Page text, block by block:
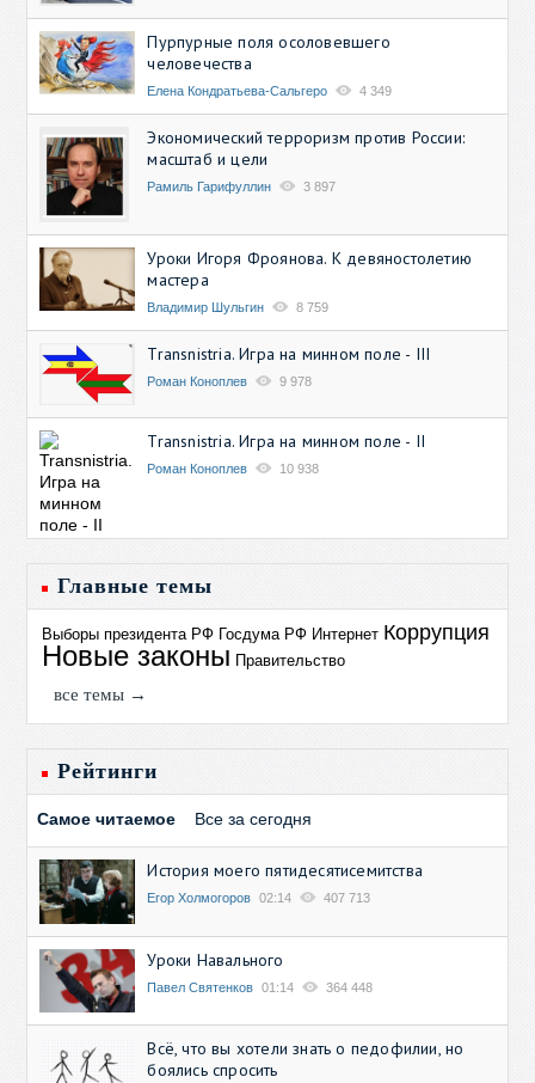
Пурпурные поля осоловевшего
человечества
Елена Кондратьева-Сальгеро 4 349
Экономический терроризм против России:
масштаб и цели
Рамиль Гарифуллин 3 897
Уроки Игоря Фроянова. К девяностолетию
мастера
Владимир Шульгин 8 759
Transnistria. Игра на минном поле - III
Роман Коноплев 9 978
Transnistria. Игра на минном поле - II
Роман Коноплев 10 938
Главные темы
Выборы президента РФ Госдума РФ Интернет Коррупция
Новые законы Правительство
все темы →
Рейтинги
Самое читаемое Все за сегодня
История моего пятидесятисемитства
Егор Холмогоров 02:14 407 713
Уроки Навального
Павел Святенков 01:14 364 448
Всё, что вы хотели знать о педофилии, но
боялись спросить